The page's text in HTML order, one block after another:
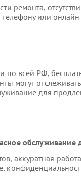
ремонта,
или онлайн
по всей РФ,
могут отслеживать
для
обслуживание
аккуратная